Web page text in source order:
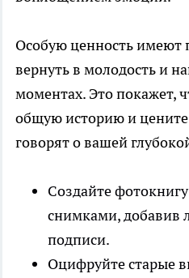
Особую ценность имеют
вернуть в молодость и
моментах. Это покажет,
общую историю и цените
говорят о вашей
Создайте
снимками, добавив
подписи.
Оцифруйте старые